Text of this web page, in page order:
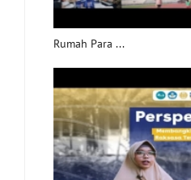
Rumah Para ...